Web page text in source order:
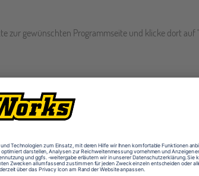
zur gewünschten Programmseite und klicke dort auf
In unseren FAQs haben wir die wichtigsten